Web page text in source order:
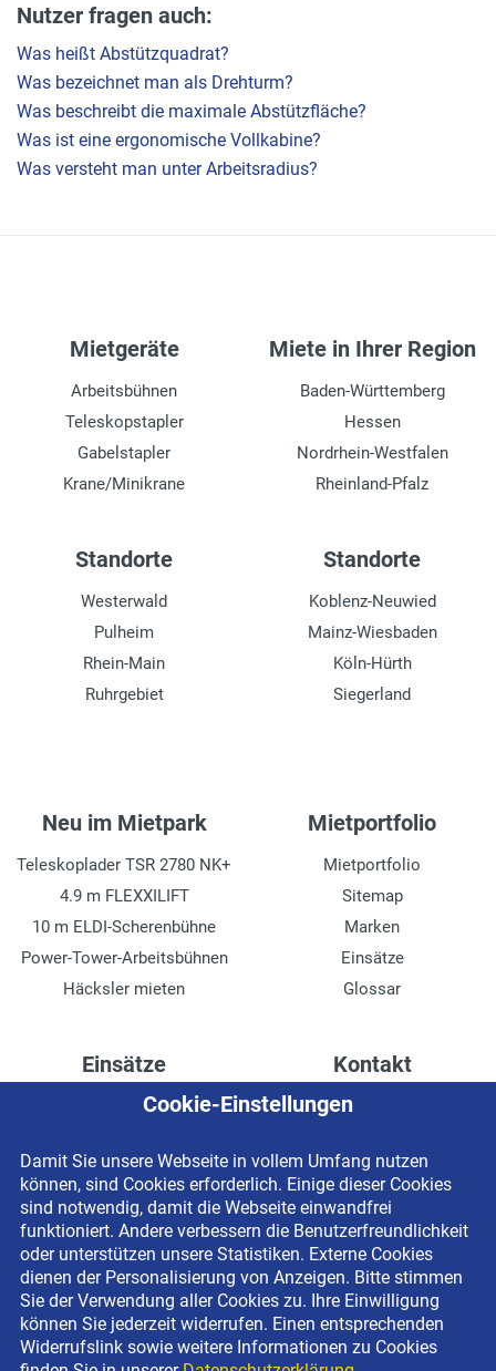
Nutzer fragen auch:
Was heißt Abstützquadrat?
Was bezeichnet man als Drehturm?
Was beschreibt die maximale Abstützfläche?
Was ist eine ergonomische Vollkabine?
Was versteht man unter Arbeitsradius?
Mietgeräte
Arbeitsbühnen
Teleskopstapler
Gabelstapler
Krane/Minikrane
Miete in Ihrer Region
Baden-Württemberg
Hessen
Nordrhein-Westfalen
Rheinland-Pfalz
Standorte
Westerwald
Pulheim
Rhein-Main
Ruhrgebiet
Standorte
Koblenz-Neuwied
Mainz-Wiesbaden
Köln-Hürth
Siegerland
Neu im Mietpark
Teleskoplader TSR 2780 NK+
4.9 m FLEXXILIFT
10 m ELDI-Scherenbühne
Power-Tower-Arbeitsbühnen
Häcksler mieten
Mietportfolio
Mietportfolio
Sitemap
Marken
Einsätze
Glossar
Einsätze
Höhenzugang für
Drainage verlegen
Fassadenreinigung
Terrasse anlegen
Ladenbau
Kontakt
Kontaktformular
Impressum
Datenschutzerklärung
Newsletter-Anmeldung
Cookie-Einstellungen
Damit Sie unsere Webseite in vollem Umfang nutzen
können, sind Cookies erforderlich. Einige dieser Cookies
sind notwendig, damit die Webseite einwandfrei
funktioniert. Andere verbessern die Benutzerfreundlichkeit
oder unterstützen unsere Statistiken. Externe Cookies
dienen der Personalisierung von Anzeigen. Bitte stimmen
Sie der Verwendung aller Cookies zu. Ihre Einwilligung
können Sie jederzeit widerrufen. Einen entsprechenden
Widerrufslink sowie weitere Informationen zu Cookies